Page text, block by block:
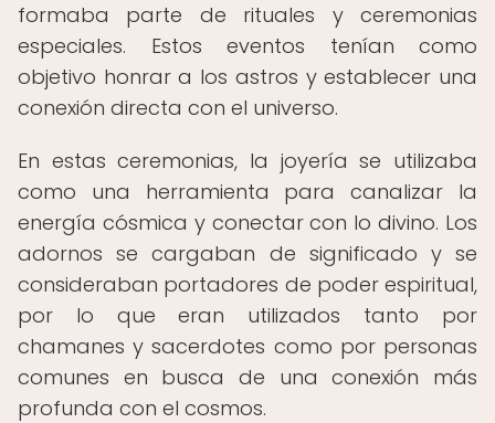
formaba parte de rituales y ceremonias
especiales. Estos eventos tenían como
objetivo honrar a los astros y establecer una
conexión directa con el universo.
En estas ceremonias, la joyería se utilizaba
como una herramienta para canalizar la
energía cósmica y conectar con lo divino. Los
adornos se cargaban de significado y se
consideraban portadores de poder espiritual,
por lo que eran utilizados tanto por
chamanes y sacerdotes como por personas
comunes en busca de una conexión más
profunda con el cosmos.